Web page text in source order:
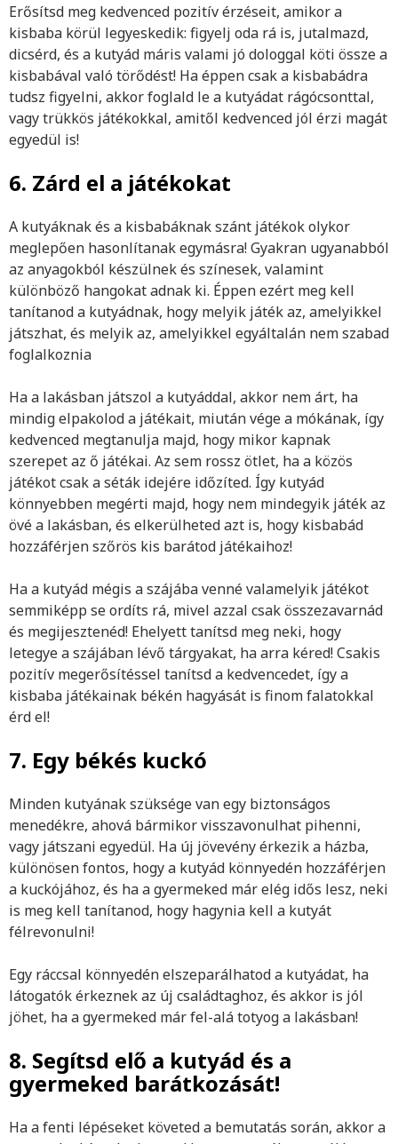
Erősítsd meg kedvenced pozitív érzéseit, amikor a
kisbaba körül legyeskedik: figyelj oda rá is, jutalmazd,
dicsérd, és a kutyád máris valami jó dologgal köti össze a
kisbabával való törődést! Ha éppen csak a kisbabádra
tudsz figyelni, akkor foglald le a kutyádat rágócsonttal,
vagy trükkös játékokkal, amitől kedvenced jól érzi magát
egyedül is!
6. Zárd el a játékokat
A kutyáknak és a kisbabáknak szánt játékok olykor
meglepően hasonlítanak egymásra! Gyakran ugyanabból
az anyagokból készülnek és színesek, valamint
különböző hangokat adnak ki. Éppen ezért meg kell
tanítanod a kutyádnak, hogy melyik játék az, amelyikkel
játszhat, és melyik az, amelyikkel egyáltalán nem szabad
foglalkoznia
Ha a lakásban játszol a kutyáddal, akkor nem árt, ha
mindig elpakolod a játékait, miután vége a mókának, így
kedvenced megtanulja majd, hogy mikor kapnak
szerepet az ő játékai. Az sem rossz ötlet, ha a közös
játékot csak a séták idejére időzíted. Így kutyád
könnyebben megérti majd, hogy nem mindegyik játék az
övé a lakásban, és elkerülheted azt is, hogy kisbabád
hozzáférjen szőrös kis barátod játékaihoz!
Ha a kutyád mégis a szájába venné valamelyik játékot
semmiképp se ordíts rá, mivel azzal csak összezavarnád
és megijesztenéd! Ehelyett tanítsd meg neki, hogy
letegye a szájában lévő tárgyakat, ha arra kéred! Csakis
pozitív megerősítéssel tanítsd a kedvencedet, így a
kisbaba játékainak békén hagyását is finom falatokkal
érd el!
7. Egy békés kuckó
Minden kutyának szüksége van egy biztonságos
menedékre, ahová bármikor visszavonulhat pihenni,
vagy játszani egyedül. Ha új jövevény érkezik a házba,
különösen fontos, hogy a kutyád könnyedén hozzáférjen
a kuckójához, és ha a gyermeked már elég idős lesz, neki
is meg kell tanítanod, hogy hagynia kell a kutyát
félrevonulni!
Egy ráccsal könnyedén elszeparálhatod a kutyádat, ha
látogatók érkeznek az új családtaghoz, és akkor is jól
jöhet, ha a gyermeked már fel-alá totyog a lakásban!
8. Segítsd elő a kutyád és a
gyermeked barátkozását!
Ha a fenti lépéseket követed a bemutatás során, akkor a